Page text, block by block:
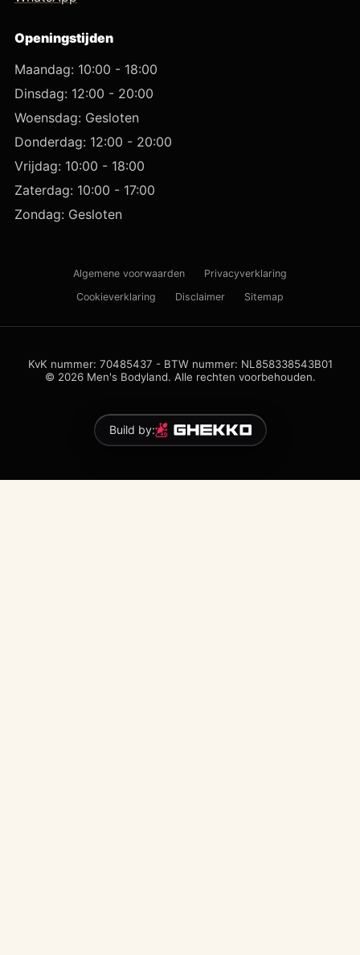
Openingstijden
Maandag: 10:00 - 18:00
Dinsdag: 12:00 - 20:00
Woensdag: Gesloten
Donderdag: 12:00 - 20:00
Vrijdag: 10:00 - 18:00
Zaterdag: 10:00 - 17:00
Zondag: Gesloten
Algemene voorwaarden
Privacyverklaring
Cookieverklaring
Disclaimer Sitemap
KvK nummer: 70485437 - BTW nummer: NL858338543B01
© 2026 Men's Bodyland. Alle rechten voorbehouden.
Build by: